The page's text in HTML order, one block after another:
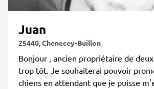
Juan
25440, Chenecey-Buillon
Bonjour , ancien propriétaire de
trop tôt. Je souhaiterai pouvoir
chiens en attendant que je puisse